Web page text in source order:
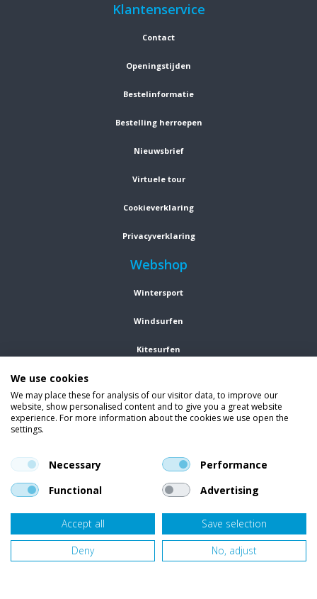
Klantenservice
Contact
Openingstijden
Bestelinformatie
Bestelling herroepen
Nieuwsbrief
Virtuele tour
Cookieverklaring
Privacyverklaring
Webshop
Wintersport
Windsurfen
Kitesurfen
Kleding
Vind ons op social media
En blijf op de hoogte van trends, aanbiedingen en kortingsacties.
Onze klanten beoordelen Van Bellen Wind & Snowgemiddeld met een
op basis van455beoordelingen.
We use cookies
We may place these for analysis of our visitor data, to improve our
website, show personalised content and to give you a great website
experience. For more information about the cookies we use open the
settings.
Necessary
Performance
Functional
Advertising
Accept all
Save selection
Deny
No, adjust